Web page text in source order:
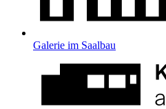
Galerie im Saalbau